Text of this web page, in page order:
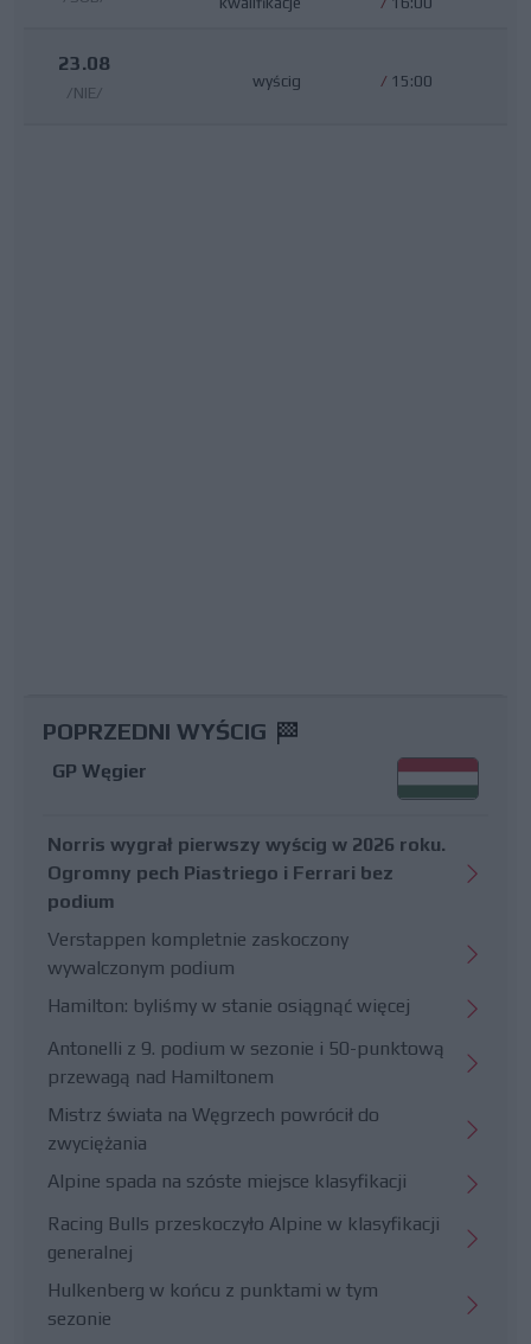
23.08
/NIE/
wyścig / 15:00
POPRZEDNI WYŚCIG
GP Węgier
Norris wygrał pierwszy wyścig w 2026 roku.
Ogromny pech Piastriego i Ferrari bez
podium
Verstappen kompletnie zaskoczony
wywalczonym podium
Hamilton: byliśmy w stanie osiągnąć więcej
Antonelli z 9. podium w sezonie i 50-punktową
przewagą nad Hamiltonem
Mistrz świata na Węgrzech powrócił do
zwyciężania
Alpine spada na szóste miejsce klasyfikacji
Racing Bulls przeskoczyło Alpine w klasyfikacji
generalnej
Hulkenberg w końcu z punktami w tym
sezonie